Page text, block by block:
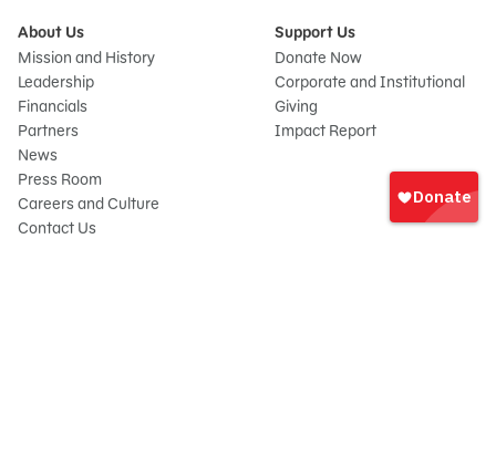
About Us
Mission and History
Leadership
Financials
Partners
News
Press Room
Careers and Culture
Contact Us
Support Us
Donate Now
Corporate and Institutional
Giving
Impact Report